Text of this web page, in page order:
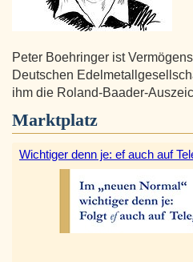
Peter Boehringer ist
Deutschen
ihm die Roland-Baader-
Marktplatz
Wichtiger denn je: ef auch auf